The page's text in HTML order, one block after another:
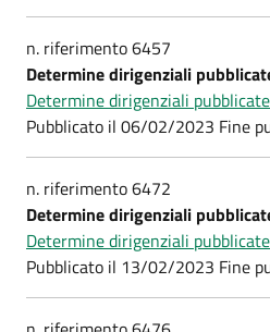
n. riferimento 6457
Determine dirigenziali
Determine dirigenziali
Pubblicato il 06/02/2023 Fine
n. riferimento 6472
Determine dirigenziali
Determine dirigenziali
Pubblicato il 13/02/2023 Fine